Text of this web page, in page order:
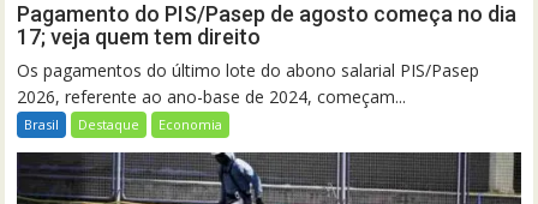
Pagamento do PIS/Pasep de agosto começa no dia
17; veja quem tem direito
Os pagamentos do último lote do abono salarial PIS/Pasep
2026, referente ao ano-base de 2024, começam...
Brasil Destaque Economia